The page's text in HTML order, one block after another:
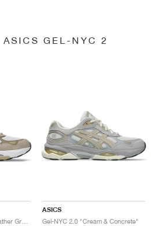
ASICS GEL-NYC 2
ASICS
Gel-NYC 2.0 "Cream & Concrete"